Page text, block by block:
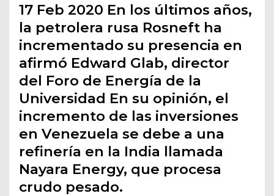
17 Feb 2020 En los últimos años,
la petrolera rusa Rosneft ha
incrementado su presencia en
afirmó Edward Glab, director
del Foro de Energía de la
Universidad En su opinión, el
incremento de las inversiones
en Venezuela se debe a una
refinería en la India llamada
Nayara Energy, que procesa
crudo pesado.